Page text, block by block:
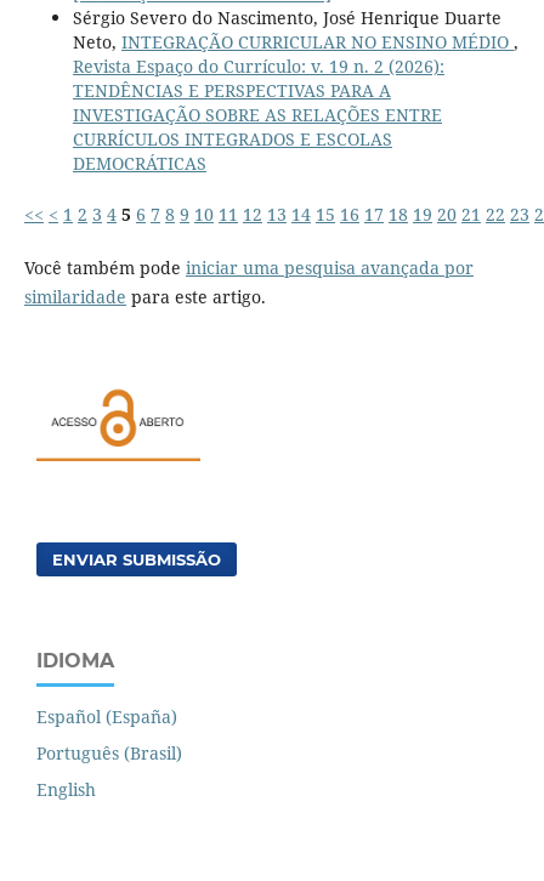
Sérgio Severo do Nascimento, José Henrique Duarte
Neto, INTEGRAÇÃO CURRICULAR NO ENSINO MÉDIO ,
Revista Espaço do Currículo: v. 19 n. 2 (2026):
TENDÊNCIAS E PERSPECTIVAS PARA A
INVESTIGAÇÃO SOBRE AS RELAÇÕES ENTRE
CURRÍCULOS INTEGRADOS E ESCOLAS
DEMOCRÁTICAS
<< < 1 2 3 4 5 6 7 8 9 10 11 12 13 14 15 16 17 18 19 20 21 22 23
Você também pode iniciar uma pesquisa avançada por
similaridade para este artigo.
ENVIAR SUBMISSÃO
IDIOMA
Español (España)
Português (Brasil)
English